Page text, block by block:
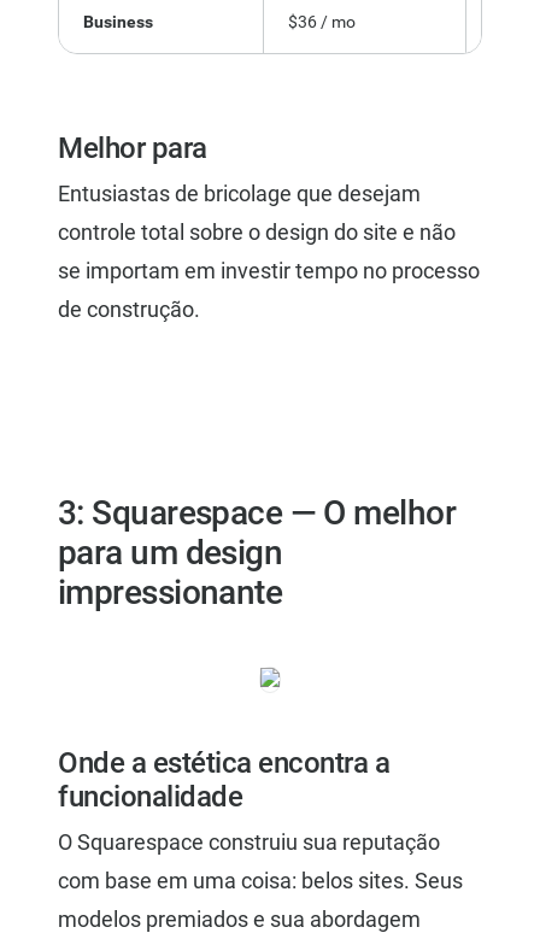
Business $36 / mo
Melhor para
Entusiastas de bricolage que desejam
controle total sobre o design do site e não
se importam em investir tempo no processo
de construção.
3: Squarespace — O melhor
para um design
impressionante
Onde a estética encontra a
funcionalidade
O Squarespace construiu sua reputação
com base em uma coisa: belos sites. Seus
modelos premiados e sua abordagem